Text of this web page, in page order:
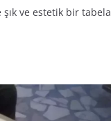
ve estetik bir tabela